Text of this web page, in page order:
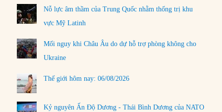
Nỗ lực âm thầm của Trung Quốc nhằm thống trị khu
vực Mỹ Latinh
Mối nguy khi Châu Âu do dự hỗ trợ phòng không cho
Ukraine
Thế giới hôm nay: 06/08/2026
Kỷ nguyên Ấn Độ Dương - Thái Bình Dương của NATO